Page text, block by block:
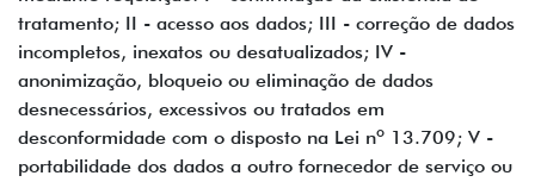
tratamento; II - acesso aos dados; III - correção de dados
incompletos, inexatos ou desatualizados; IV -
anonimização, bloqueio ou eliminação de dados
desnecessários, excessivos ou tratados em
desconformidade com o disposto na Lei nº 13.709; V -
portabilidade dos dados a outro fornecedor de serviço ou